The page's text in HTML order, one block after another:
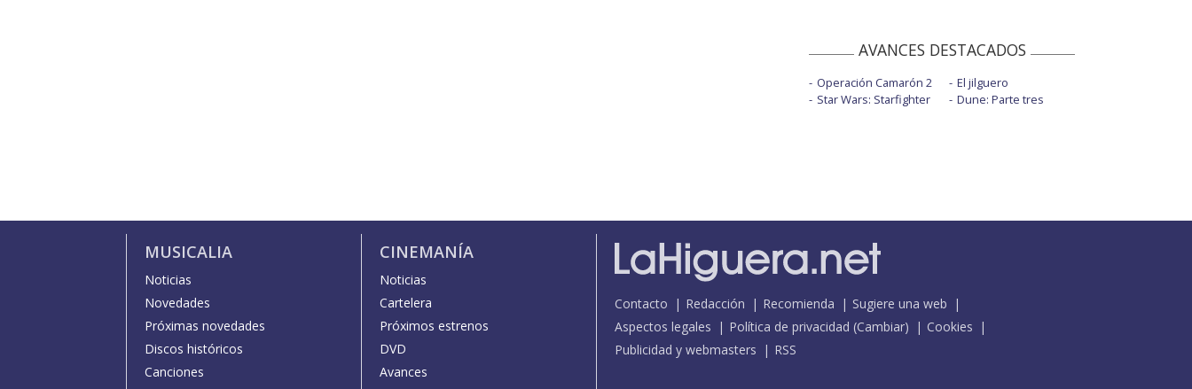
AVANCES DESTACADOS
Operación Camarón 2
Star Wars: Starfighter
El jilguero
Dune: Parte tres
MUSICALIA
Noticias
Novedades
Próximas novedades
Discos históricos
Canciones
CINEMANÍA
Noticias
Cartelera
Próximos estrenos
DVD
Avances
Contacto Redacción Recomienda
Sugiere una web
Aspectos legales
Política de privacidad (Cambiar)
Cookies
Publicidad y webmasters
RSS